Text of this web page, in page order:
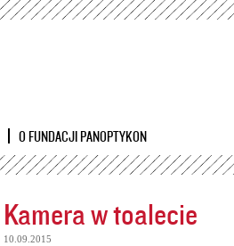
Przejdź
O FUNDACJI PANOPTYKON
Kamera w toalecie
10.09.2015